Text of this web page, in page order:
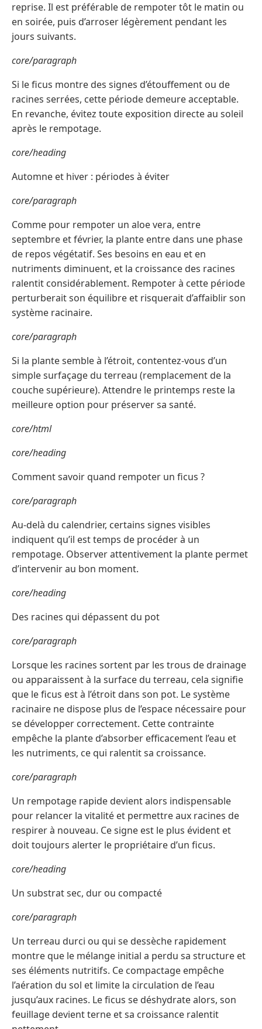
reprise. Il est préférable de rempoter tôt le matin ou
en soirée, puis d’arroser légèrement pendant les
jours suivants.
core/paragraph
Si le ficus montre des signes d’étouffement ou de
racines serrées, cette période demeure acceptable.
En revanche, évitez toute exposition directe au soleil
après le rempotage.
core/heading
Automne et hiver : périodes à éviter
core/paragraph
Comme pour rempoter un aloe vera, entre
septembre et février, la plante entre dans une phase
de repos végétatif. Ses besoins en eau et en
nutriments diminuent, et la croissance des racines
ralentit considérablement. Rempoter à cette période
perturberait son équilibre et risquerait d’affaiblir son
système racinaire.
core/paragraph
Si la plante semble à l’étroit, contentez-vous d’un
simple surfaçage du terreau (remplacement de la
couche supérieure). Attendre le printemps reste la
meilleure option pour préserver sa santé.
core/html
core/heading
Comment savoir quand rempoter un ficus ?
core/paragraph
Au-delà du calendrier, certains signes visibles
indiquent qu’il est temps de procéder à un
rempotage. Observer attentivement la plante permet
d’intervenir au bon moment.
core/heading
Des racines qui dépassent du pot
core/paragraph
Lorsque les racines sortent par les trous de drainage
ou apparaissent à la surface du terreau, cela signifie
que le ficus est à l’étroit dans son pot. Le système
racinaire ne dispose plus de l’espace nécessaire pour
se développer correctement. Cette contrainte
empêche la plante d’absorber efficacement l’eau et
les nutriments, ce qui ralentit sa croissance.
core/paragraph
Un rempotage rapide devient alors indispensable
pour relancer la vitalité et permettre aux racines de
respirer à nouveau. Ce signe est le plus évident et
doit toujours alerter le propriétaire d’un ficus.
core/heading
Un substrat sec, dur ou compacté
core/paragraph
Un terreau durci ou qui se dessèche rapidement
montre que le mélange initial a perdu sa structure et
ses éléments nutritifs. Ce compactage empêche
l’aération du sol et limite la circulation de l’eau
jusqu’aux racines. Le ficus se déshydrate alors, son
feuillage devient terne et sa croissance ralentit